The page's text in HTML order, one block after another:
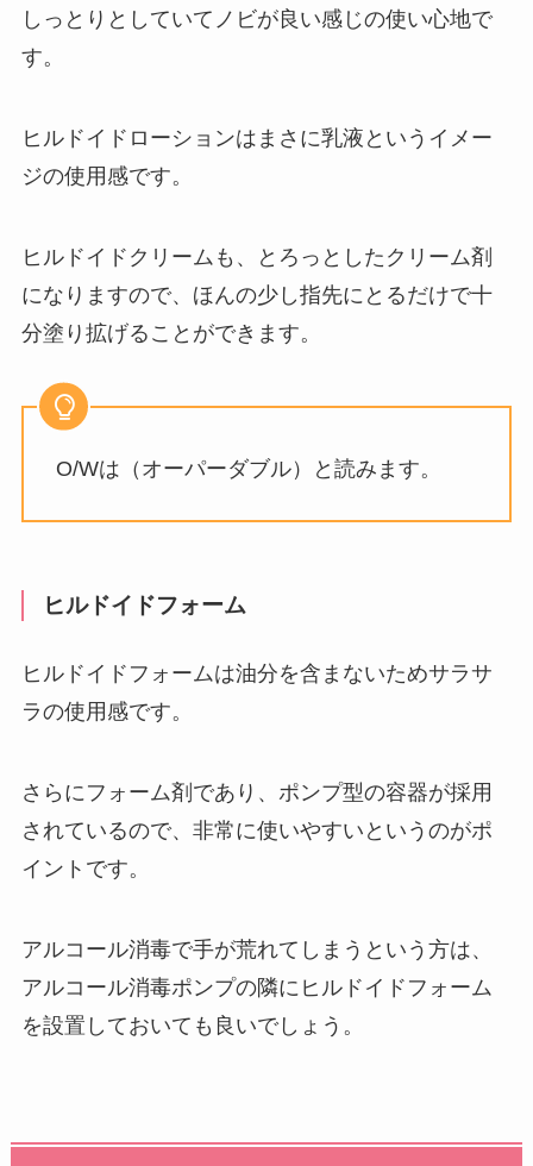
しっとりとしていてノビが良い感じの使い心地で
す。
ヒルドイドローションはまさに乳液というイメー
ジの使用感です。
ヒルドイドクリームも、とろっとしたクリーム剤
になりますので、ほんの少し指先にとるだけで十
分塗り拡げることができます。
O/Wは（オーパーダブル）と読みます。
ヒルドイドフォーム
ヒルドイドフォームは油分を含まないためサラサ
ラの使用感です。
さらにフォーム剤であり、ポンプ型の容器が採用
されているので、非常に使いやすいというのがポ
イントです。
アルコール消毒で手が荒れてしまうという方は、
アルコール消毒ポンプの隣にヒルドイドフォーム
を設置しておいても良いでしょう。